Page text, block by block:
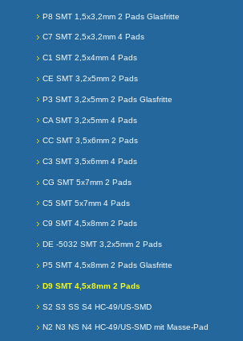
P8 SMT 1,5x3,2mm 2 Pads Glasfritte
C7 SMT 2,5x3,2mm 4 Pads
C1 SMT 2,5x4mm 4 Pads
CE SMT 3,2x5mm 2 Pads
P3 SMT 3,2x5mm 2 Pads Glasfritte
CA SMT 3,2x5mm 4 Pads
CC SMT 3,5x6mm 2 Pads
C3 SMT 3,5x6mm 4 Pads
CG SMT 5x7mm 2 Pads
C5 SMT 5x7mm 4 Pads
C9 SMT 4,5x8mm 2 Pads
DE -5032 SMT 3,2x5mm 2 Pads
P5 SMT 4,5x8mm 2 Pads Glasfritte
D9 SMT 4,5x8mm 2 Pads
S2 S3 SS S4 HC-49/US-SMD
N2 N3 NS N4 HC-49/US-SMD mit Masse-Pad